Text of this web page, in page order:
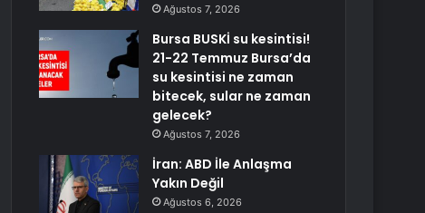
Ağustos 7, 2026
Bursa BUSKİ su kesintisi!
21-22 Temmuz Bursa’da
su kesintisi ne zaman
bitecek, sular ne zaman
gelecek?
Ağustos 7, 2026
İran: ABD İle Anlaşma
Yakın Değil
Ağustos 6, 2026